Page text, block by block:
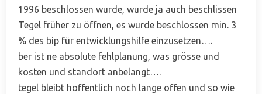
1996 beschlossen wurde, wurde ja auch beschlissen
Tegel früher zu öffnen, es wurde beschlossen min. 3
% des bip für entwicklungshilfe einzusetzen….
ber ist ne absolute fehlplanung, was grösse und
kosten und standort anbelangt….
tegel bleibt hoffentlich noch lange offen und so wie